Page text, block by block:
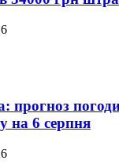
прогноз
на 6 серпня